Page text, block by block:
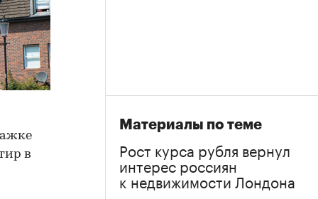
в
Материалы по теме
Рост курса рубля вернул
интерес россиян
к недвижимости Лондона